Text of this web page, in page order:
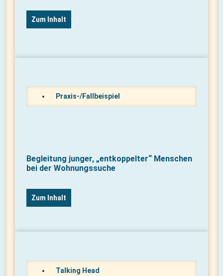
Zum Inhalt
Praxis-/Fallbeispiel
Begleitung junger, „entkoppelter“ Menschen
bei der Wohnungssuche
Zum Inhalt
Talking Head